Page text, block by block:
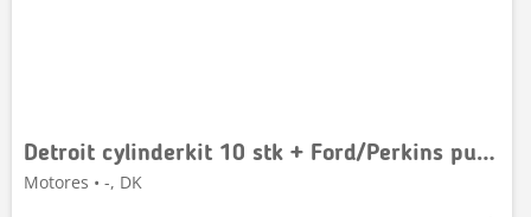
Detroit cylinderkit 10 stk + Ford/Perkins pumpekoblinger 6
Motores • -, DK